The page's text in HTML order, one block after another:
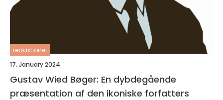
redaktionel
17. January 2024
Gustav Wied Bøger: En dybdegående
præsentation af den ikoniske forfatters